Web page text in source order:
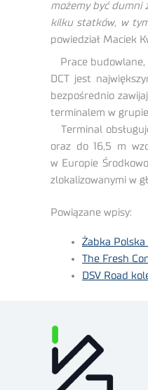
możemy być dumni
kilku statków, w
powiedział Maciek
Prace budowlane,
DCT jest
bezpośrednio
terminalem w
Terminal
oraz do 16,5 m
w Europie
zlokalizowanymi w
Powiązane wpisy:
Żabka
The Fresh
DSV Road